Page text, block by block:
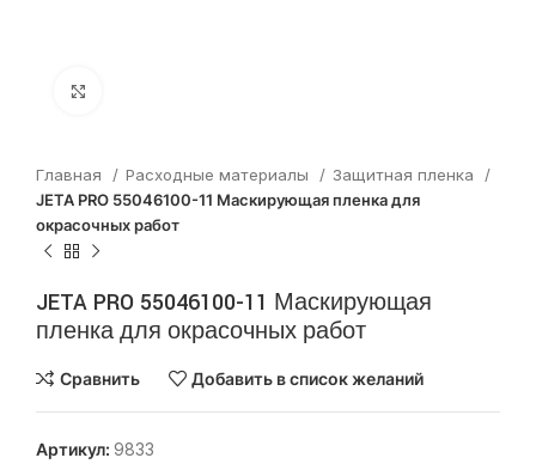
Главная Расходные материалы
Защитная пленка
JETA PRO 55046100-11 Маскирующая пленка для
окрасочных работ
JETA PRO 55046100-11 Маскирующая
пленка для окрасочных работ
Сравнить Добавить в список желаний
Артикул: 9833